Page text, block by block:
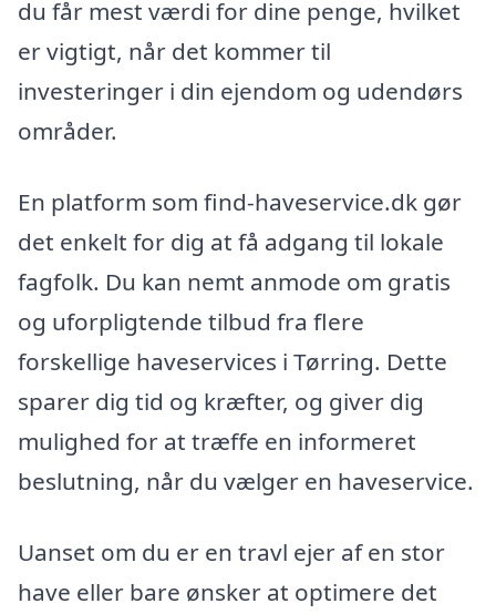
du får mest værdi for dine penge, hvilket
er vigtigt, når det kommer til
investeringer i din ejendom og udendørs
områder.
En platform som find-haveservice.dk gør
det enkelt for dig at få adgang til lokale
fagfolk. Du kan nemt anmode om gratis
og uforpligtende tilbud fra flere
forskellige haveservices i Tørring. Dette
sparer dig tid og kræfter, og giver dig
mulighed for at træffe en informeret
beslutning, når du vælger en haveservice.
Uanset om du er en travl ejer af en stor
have eller bare ønsker at optimere det